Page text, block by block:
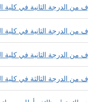
من الدرجة الثانية في
من الدرجة الثانية في
الدرجة الثانية في كلية
الدرجة الثالثة في كلية